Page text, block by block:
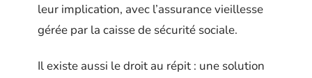
leur implication, avec l’assurance vieillesse
gérée par la caisse de sécurité sociale.
Il existe aussi le droit au répit : une solution